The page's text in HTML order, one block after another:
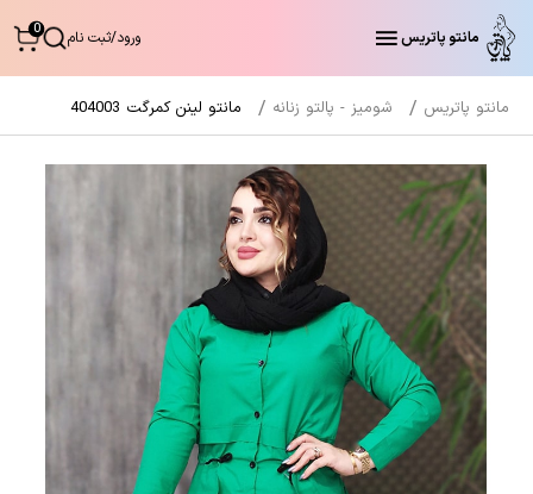
مانتو پاتریس ورود/ثبت نام 0
مانتو پاتریس شومیز - پالتو زنانه مانتو لینن کمرگت 404003